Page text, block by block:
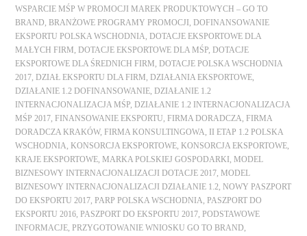
WSPARCIE MŚP W PROMOCJI MAREK PRODUKTOWYCH – GO TO
BRAND ,BRANŻOWE PROGRAMY PROMOCJI ,DOFINANSOWANIE
EKSPORTU POLSKA WSCHODNIA ,DOTACJE EKSPORTOWE DLA
MAŁYCH FIRM ,DOTACJE EKSPORTOWE DLA MŚP ,DOTACJE
EKSPORTOWE DLA ŚREDNICH FIRM ,DOTACJE POLSKA WSCHODNIA
2017 ,DZIAŁ EKSPORTU DLA FIRM ,DZIAŁANIA EKSPORTOWE
DZIAŁANIE 1.2 DOFINANSOWANIE ,DZIAŁANIE 1.2
INTERNACJONALIZACJA MŚP ,DZIAŁANIE 1.2 INTERNACJONALIZACJA
MŚP 2017 ,FINANSOWANIE EKSPORTU ,FIRMA DORADCZA ,FIRMA
DORADCZA KRAKÓW,FIRMA KONSULTINGOWA
II ETAP 1.2 POLSKA
WSCHODNIA ,KONSORCJA EKSPORTOWE ,KONSORCJA EKSPORTOWE
KRAJE EKSPORTOWE ,MARKA POLSKIEJ GOSPODARKI ,MODEL
BIZNESOWY INTERNACJONALIZACJI DOTACJE 2017 ,MODEL
BIZNESOWY INTERNACJONALIZACJI DZIAŁANIE 1.2 ,NOWY PASZPORT
DO EKSPORTU 2017 ,PARP POLSKA WSCHODNIA ,PASZPORT DO
EKSPORTU 2016 ,PASZPORT DO EKSPORTU 2017 ,PODSTAWOWE
INFORMACJE ,PRZYGOTOWANIE WNIOSKU GO TO BRAND